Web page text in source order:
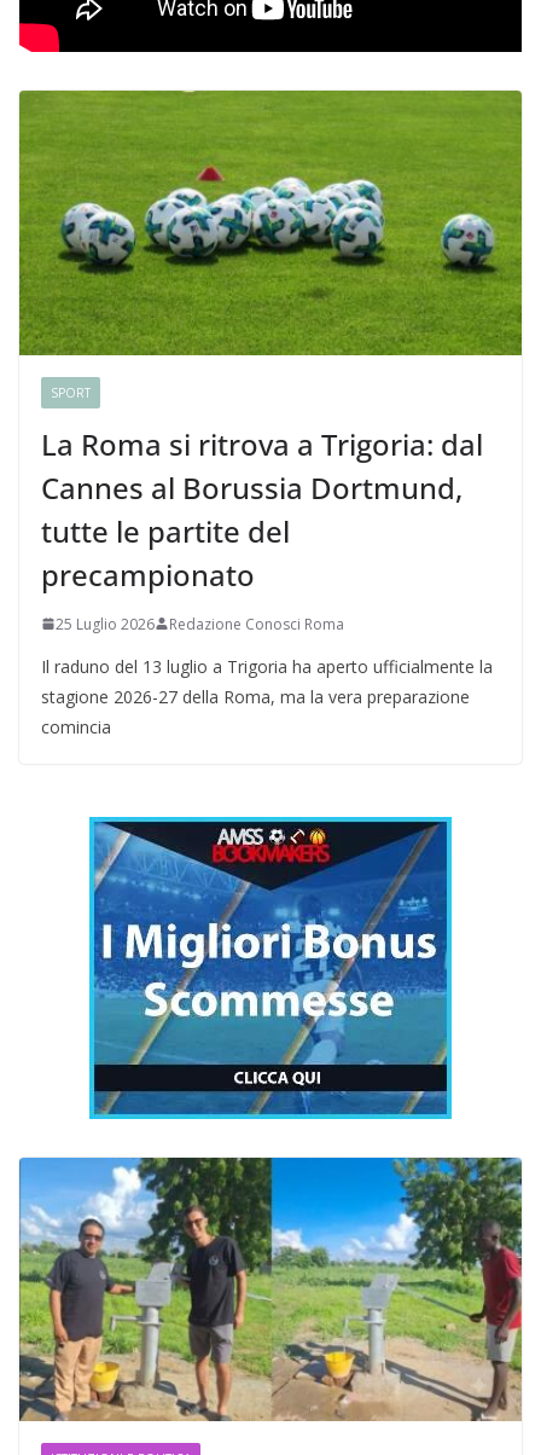
SPORT
La Roma si ritrova a Trigoria: dal
Cannes al Borussia Dortmund,
tutte le partite del
precampionato
25 Luglio 2026 Redazione Conosci Roma
Il raduno del 13 luglio a Trigoria ha aperto ufficialmente la
stagione 2026-27 della Roma, ma la vera preparazione
comincia